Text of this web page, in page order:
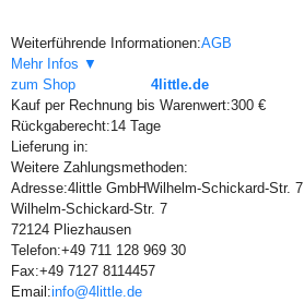
Weiterführende Informationen:AGB
Mehr Infos ▼
zum Shop
4little.de
Kauf per Rechnung bis Warenwert:300 €
Rückgaberecht:14 Tage
Lieferung in:
Weitere Zahlungsmethoden:
Adresse:4little GmbHWilhelm-Schickard-Str. 7
Wilhelm-Schickard-Str. 7
72124 Pliezhausen
Telefon:+49 711 128 969 30
Fax:+49 7127 8114457
Email:info@4little.de